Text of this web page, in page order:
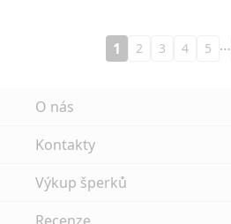
1 2 3 4 5 …
O nás
Kontakty
Výkup šperků